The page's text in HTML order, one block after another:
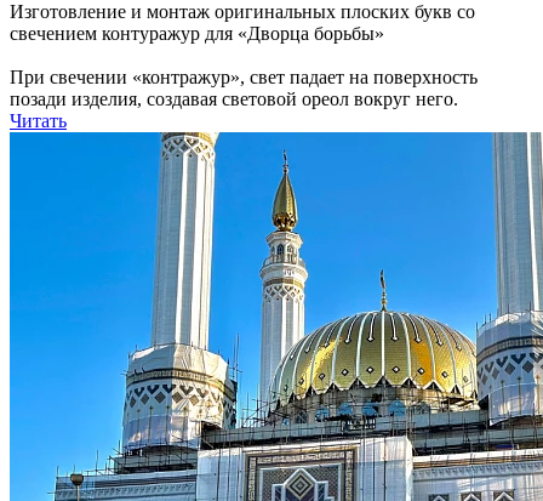
Изготовление и монтаж оригинальных плоских букв со
свечением контуражур для «Дворца борьбы»
При свечении «контражур», свет падает на поверхность
позади изделия, создавая световой ореол вокруг него.
Читать